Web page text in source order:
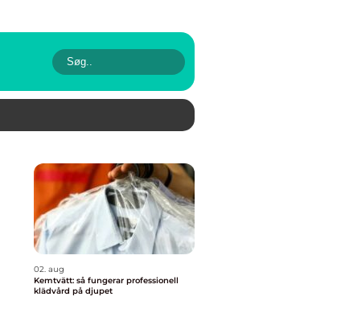
02. aug
Kemtvätt: så fungerar professionell
klädvård på djupet